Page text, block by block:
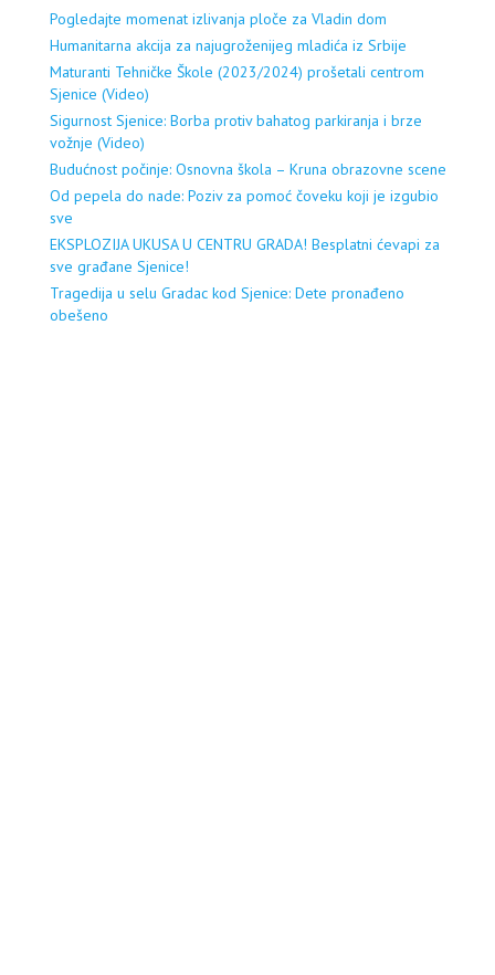
Pogledajte momenat izlivanja ploče za Vladin dom
Humanitarna akcija za najugroženijeg mladića iz Srbije
Maturanti Tehničke Škole (2023/2024) prošetali centrom
Sjenice (Video)
Sigurnost Sjenice: Borba protiv bahatog parkiranja i brze
vožnje (Video)
Budućnost počinje: Osnovna škola – Kruna obrazovne scene
Od pepela do nade: Poziv za pomoć čoveku koji je izgubio
sve
EKSPLOZIJA UKUSA U CENTRU GRADA! Besplatni ćevapi za
sve građane Sjenice!
Tragedija u selu Gradac kod Sjenice: Dete pronađeno
obešeno